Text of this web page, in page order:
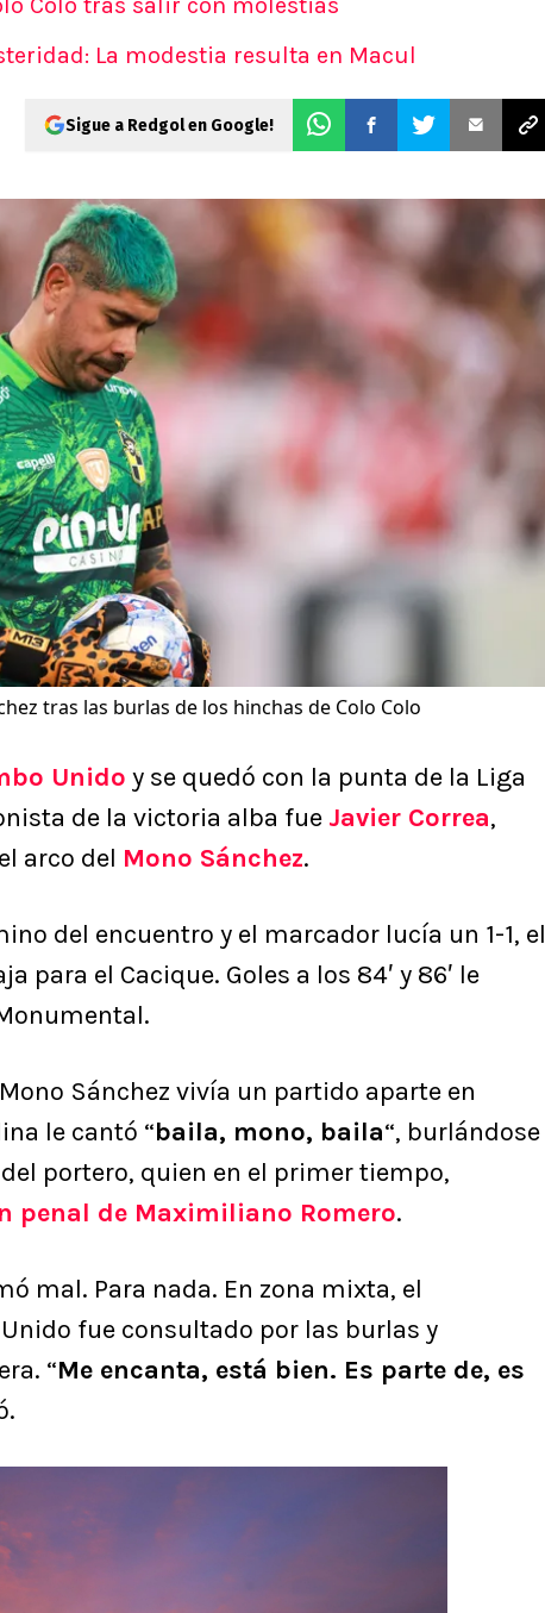
La modestia resulta en Macul
Sigue a Redgol en Google!
tras las burlas de los hinchas de Colo Colo
Unido y se quedó con la punta de la Liga
de la victoria alba fue Javier Correa,
arco del Mono Sánchez.
del encuentro y el marcador lucía un 1-1, el
para el Cacique. Goles a los 84′ y 86′ le
Sánchez vivía un partido aparte en
le cantó “baila, mono, baila“, burlándose
portero, quien en el primer tiempo,
penal de Maximiliano Romero.
mal. Para nada. En zona mixta, el
fue consultado por las burlas y
“Me encanta, está bien. Es parte de, es